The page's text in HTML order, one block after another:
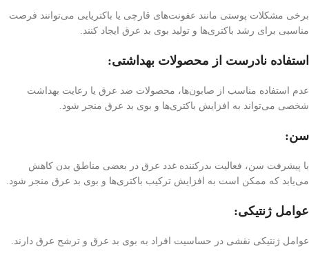
برخی مشکلات پوستی مانند عفونت‌های قارچی یا باکتریایی می‌توانند فرصت
مناسبی برای رشد باکتری‌ها و تولید بوی بد عرق ایجاد کنند.
استفاده نادرست از محصولات بهداشتی:
عدم استفاده مناسب از صابون‌ها، محصولات ضد عرق یا رعایت بهداشت
شخصی می‌تواند به افزایش باکتری‌ها و بوی بد عرق منجر شود.
سن:
با پیشرفت سن، فعالیت ںدرکننده غدد عرق در بعضی مناطق بدن کاهش
می‌یابد که ممکن است به افزایش ترکیب باکتری‌ها و بوی بد عرق منجر شود.
عوامل ژنتیکی:
عوامل ژنتیکی نقشی در حساسیت افراد به بوی بد عرق و ترشح عرق دارند.